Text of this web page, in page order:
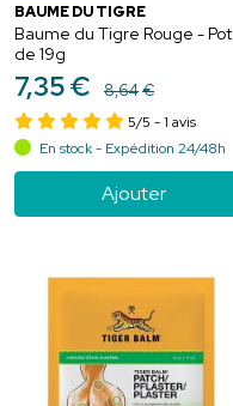
BAUME DU TIGRE
Baume du Tigre Rouge - Pot
de 19g
7,35€ 8,64€
5/5 - 1 avis
En stock - Expédition 24/48h
Ajouter